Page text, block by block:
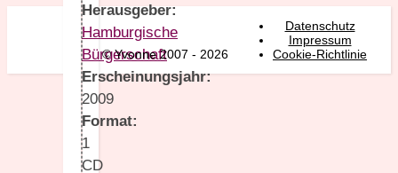
Herausgeber:
Hamburgische
Bürgerschaft
Erscheinungsjahr:
2009
Format:
1
CD
© Yvonne 2007 - 2026
Datenschutz
Impressum
Cookie-Richtlinie